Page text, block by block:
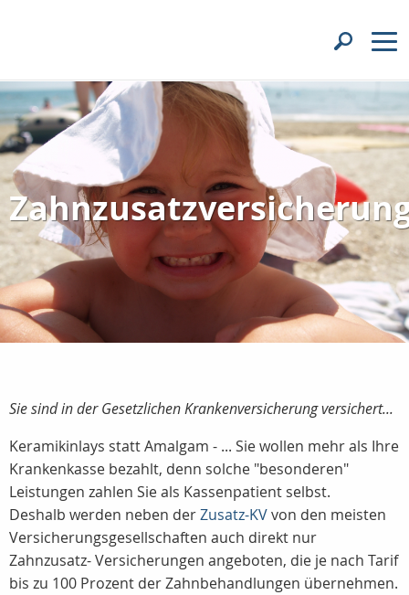
Sie sind in der Gesetzlichen Krankenversicherung versichert...
Keramikinlays statt Amalgam - ... Sie wollen mehr als Ihre
Krankenkasse bezahlt, denn solche "besonderen"
Leistungen zahlen Sie als Kassenpatient selbst.
Deshalb werden neben derZusatz-KVvon den meisten
Versicherungsgesellschaften auch direkt nur
Zahnzusatz- Versicherungen angeboten, die je nach Tarif
bis zu 100 Prozent der Zahnbehandlungen übernehmen.